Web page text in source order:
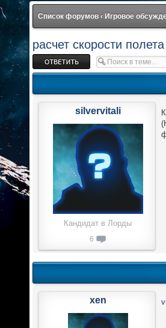
Список форумов ‹ Игровое
расчет скорости полета
Ответить
silvervitali
Кандидат в Лорды
6
xen